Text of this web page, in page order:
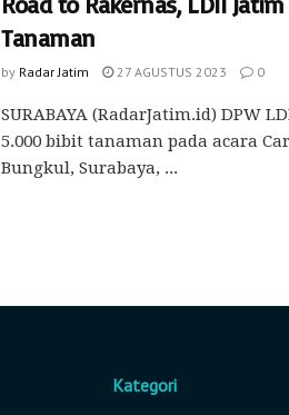
Tanaman
by Radar Jatim 27 AGUSTUS 2023 0
SURABAYA (RadarJatim.id) DPW
5.000 bibit tanaman pada acara
Bungkul, Surabaya, ...
Kategori